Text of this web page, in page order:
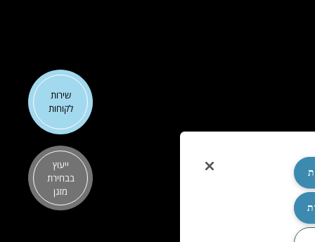
שירות
לקוחות
ייעוץ
בבחירת
מזגן